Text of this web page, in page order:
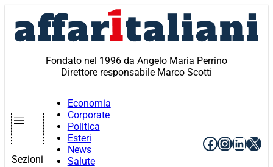
contenuto
Fondato nel 1996 da Angelo Maria Perrino
Direttore responsabile Marco Scotti
Sezioni
Economia
Corporate
Politica
Esteri
News
Salute
Facebook
X